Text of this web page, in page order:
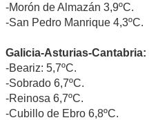
-Morón de Almazán 3,9ºC.
-San Pedro Manrique 4,3ºC.
Galicia-Asturias-Cantabria:
-Beariz: 5,7ºC.
-Sobrado 6,7ºC.
-Reinosa 6,7ºC.
-Cubillo de Ebro 6,8ºC.